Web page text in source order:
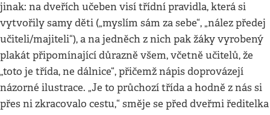
jinak: na dveřích učeben visí třídní pravidla, která si
vytvořily samy děti („myslím sám za sebe“, „nález předej
učiteli/majiteli“), a na jedněch z nich pak žáky vyrobený
plakát připomínající důrazně všem, včetně učitelů, že
„toto je třída, ne dálnice“, přičemž nápis doprovázejí
názorné ilustrace. „Je to průchozí třída a hodně z nás si
přes ni zkracovalo cestu,“ směje se před dveřmi ředitelka